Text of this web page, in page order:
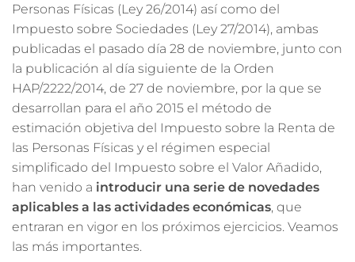
Personas Físicas (Ley 26/2014) así como del
Impuesto sobre Sociedades (Ley 27/2014), ambas
publicadas el pasado día 28 de noviembre, junto con
la publicación al día siguiente de la Orden
HAP/2222/2014, de 27 de noviembre, por la que se
desarrollan para el año 2015 el método de
estimación objetiva del Impuesto sobre la Renta de
las Personas Físicas y el régimen especial
simplificado del Impuesto sobre el Valor Añadido,
han venido a introducir una serie de novedades
aplicables a las actividades económicas, que
entraran en vigor en los próximos ejercicios. Veamos
las más importantes.